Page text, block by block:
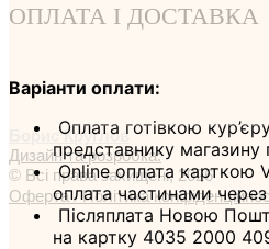
Борис Круглов
Дизайн та розробка:
© Всі права захищені, 2026
Оферта / Політика
ОПЛАТА І ДОСТАВКА
Варіанти оплати:
Оплата готівкою
представнику магазину
Online оплата карткою
оплата частинами
Післяплата Новою
на картку 4035 2000